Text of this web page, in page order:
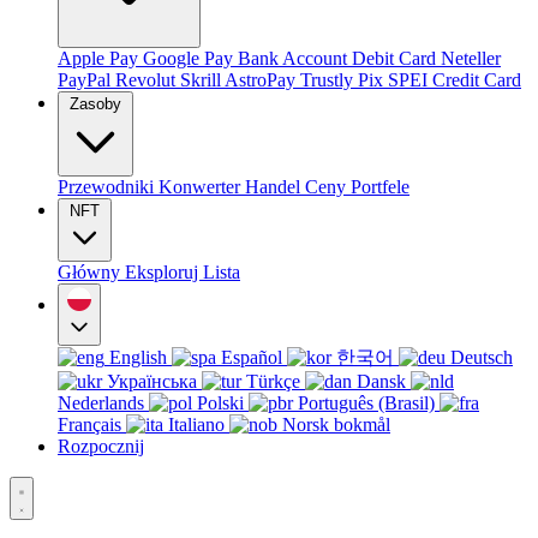
Apple Pay Google Pay Bank Account Debit Card Neteller
PayPal Revolut Skrill AstroPay Trustly Pix SPEI Credit Card
Zasoby
Przewodniki KonwerterHandel Ceny Portfele
NFT
Główny Eksploruj Lista
English Español 한국어
Deutsch
Українська
Türkçe
Dansk
Nederlands
Polski
Português (Brasil)
Français
Italiano
Norsk bokmål
Rozpocznij